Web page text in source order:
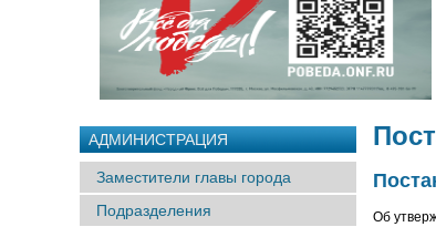
АДМИНИСТРАЦИЯ
Заместители главы города
Подразделения
Об